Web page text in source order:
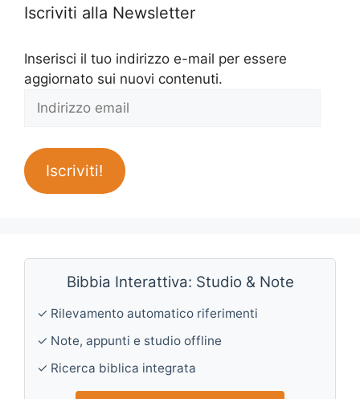
Iscriviti alla Newsletter
Inserisci il tuo indirizzo e-mail per essere
aggiornato sui nuovi contenuti.
Indirizzo
Iscriviti!
Bibbia Interattiva: Studio & Note
✓ Rilevamento automatico riferimenti
✓ Note, appunti e studio offline
✓ Ricerca biblica integrata